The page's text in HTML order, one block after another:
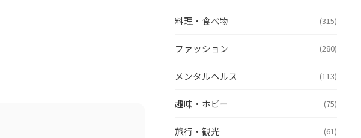
料理・食べ物 (315)
ファッション (280)
メンタルヘルス (113)
趣味・ホビー (75)
旅行・観光 (61)